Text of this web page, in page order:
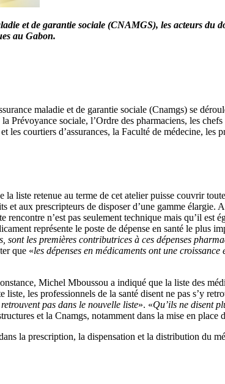
et de garantie sociale (CNAMGS), les acteurs du
au Gabon.
maladie et de garantie sociale (Cnamgs) se
sociale, l’Ordre des pharmaciens, les
les courtiers d’assurances, la Faculté de médecine,
liste retenue au terme de cet atelier puisse couvrir
aux prescripteurs de disposer d’une gamme élargie.
n’est pas seulement technique mais qu’il est
représente le poste de dépense en santé le plus
les premières contributrices à ces dépenses
que «les dépenses en médicaments ont une
Michel Mboussou a indiqué que la liste des
les professionnels de la santé disent ne pas s’y
pas dans le nouvelle liste». «Qu’ils ne disent
et la Cnamgs, notamment dans la mise en place
la prescription, la dispensation et la distribution du